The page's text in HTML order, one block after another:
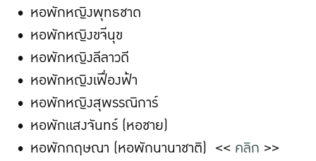
หอพักหญิงพุทธชาด
หอพักหญิงขจีนุข
หอพักหญิงลีลาวดี
หอพักหญิงเฟื่องฟ้า
หอพักหญิงสุพรรณิการ์
หอพักแสงจันทร์ (หอชาย)
หอพักกฤษณา (หอพักนานาชาติ) << คลิก >>